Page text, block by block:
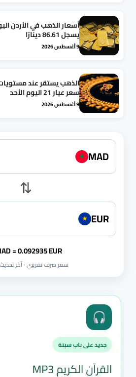
يسجل 86.61 دينارًا
9 أغسطس 2026
الذهب يستقر عند
سعر عيار 21 اليوم الأحد
9 أغسطس 2026
★ MAD
⇅
★ EUR
= 0.092935 EUR
سعر صرف تقريبي · آخر تحديث 11:24